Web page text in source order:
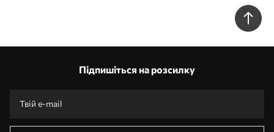
Підпишіться на розсилку